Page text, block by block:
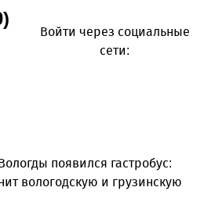
Войти через социальные
сети:
появился гастробус:
вологодскую и грузинскую